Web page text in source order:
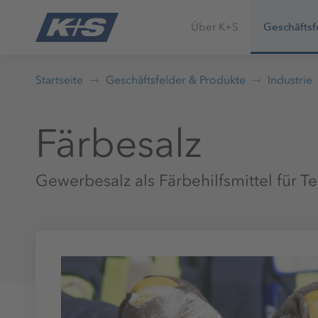
Über K+S
Startseite Geschäftsfelder & Produkte Industrie
Färbesalz
Gewerbesalz als Färbehilfsmittel für